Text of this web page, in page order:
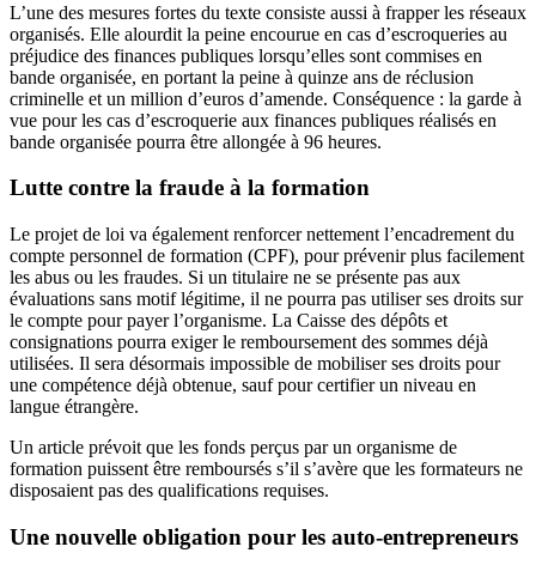
L’une des mesures fortes du texte consiste aussi à frapper les réseaux
organisés. Elle alourdit la peine encourue en cas d’escroqueries au
préjudice des finances publiques lorsqu’elles sont commises en
bande organisée, en portant la peine à quinze ans de réclusion
criminelle et un million d’euros d’amende. Conséquence : la garde à
vue pour les cas d’escroquerie aux finances publiques réalisés en
bande organisée pourra être allongée à 96 heures.
Lutte contre la fraude à la formation
Le projet de loi va également renforcer nettement l’encadrement du
compte personnel de formation (CPF), pour prévenir plus facilement
les abus ou les fraudes. Si un titulaire ne se présente pas aux
évaluations sans motif légitime, il ne pourra pas utiliser ses droits sur
le compte pour payer l’organisme. La Caisse des dépôts et
consignations pourra exiger le remboursement des sommes déjà
utilisées. Il sera désormais impossible de mobiliser ses droits pour
une compétence déjà obtenue, sauf pour certifier un niveau en
langue étrangère.
Un article prévoit que les fonds perçus par un organisme de
formation puissent être remboursés s’il s’avère que les formateurs ne
disposaient pas des qualifications requises.
Une nouvelle obligation pour les auto-entrepreneurs